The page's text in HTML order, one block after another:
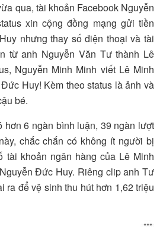
qua, tài khoản Facebook Nguyễn
xin cộng đồng mạng gửi tiền
nhưng thay số điện thoại và tài
từ anh Nguyễn Văn Tư thành Lê
Nguyễn Minh Minh viết Lê Minh
Huy! Kèm theo status là ảnh và
bé.
hơn 6 ngàn bình luận, 39 ngàn lượt
chắc chắn có không ít người bị
tài khoản ngân hàng của Lê Minh
Đức Huy. Riêng clip anh Tư
ra để vệ sinh thu hút hơn 1,62 triệu